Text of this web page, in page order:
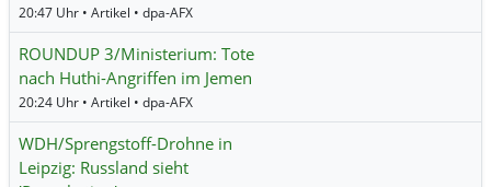
20:47 Uhr • Artikel • dpa-AFX
ROUNDUP 3/Ministerium: Tote
nach Huthi-Angriffen im Jemen
20:24 Uhr • Artikel • dpa-AFX
WDH/Sprengstoff-Drohne in
Leipzig: Russland sieht